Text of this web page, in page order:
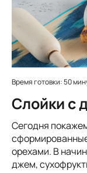
Время готовки: 50
Слойки с
Сегодня
орехами. В
джем,